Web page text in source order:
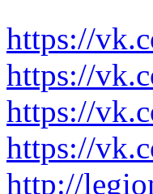
https://
https://
https://
https://
http://